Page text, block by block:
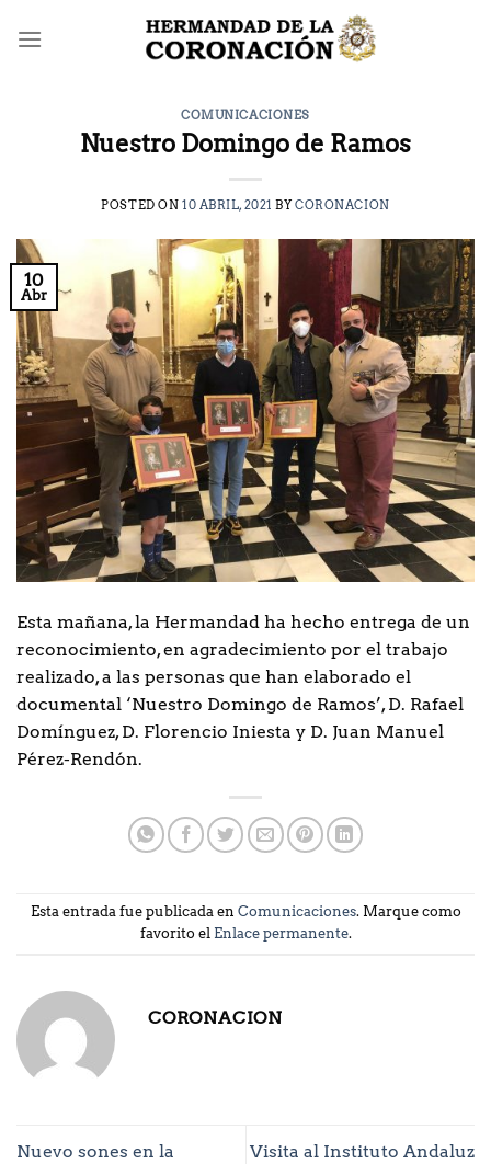
COMUNICACIONES
Nuestro Domingo de Ramos
POSTED ON 10 ABRIL, 2021 BYCORONACION
10
Abr
Esta mañana, la Hermandad ha hecho entrega de un
reconocimiento, en agradecimiento por el trabajo
realizado, a las personas que han elaborado el
documental ‘Nuestro Domingo de Ramos’, D. Rafael
Domínguez, D. Florencio Iniesta y D. Juan Manuel
Pérez-Rendón.
Esta entrada fue publicada en Comunicaciones. Marque como
favorito el Enlace permanente.
CORONACION
Nuevo sones en la
Visita al Instituto Andaluz